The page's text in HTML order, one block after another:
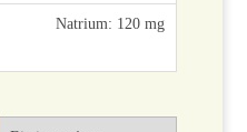
Natrium: 120 mg